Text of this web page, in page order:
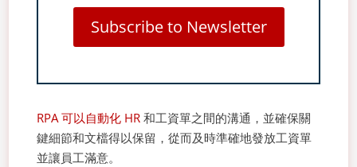
Subscribe to Newsletter
RPA 可以自動化 HR 和工資單之間的溝通，並確保關
鍵細節和文檔得以保留，從而及時準確地發放工資單
並讓員工滿意。